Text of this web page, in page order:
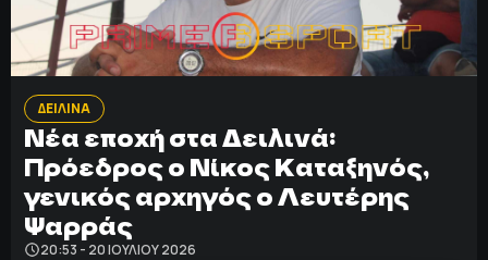
ΔΕΙΛΙΝΑ
Νέα εποχή στα Δειλινά:
Πρόεδρος ο Νίκος Καταξηνός,
γενικός αρχηγός ο Λευτέρης
Ψαρράς
20:53 - 20 ΙΟΥΛΊΟΥ 2026